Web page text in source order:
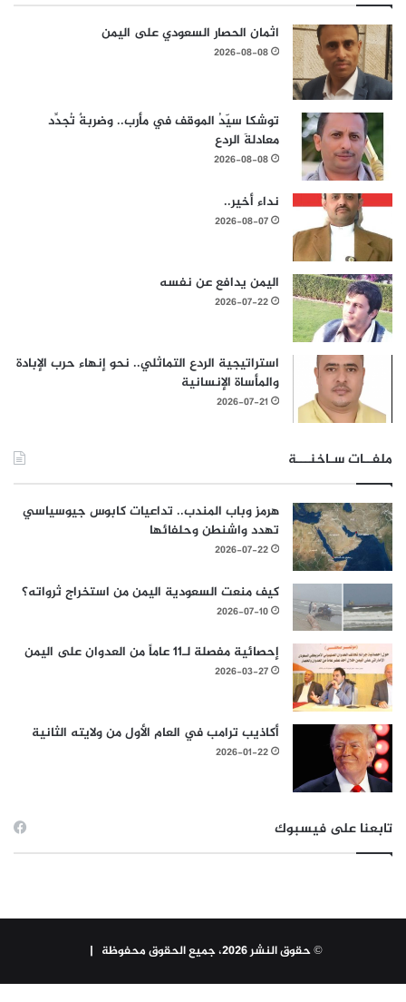
اثمان الحصار السعودي على اليمن
2026-08-08
توشكا سيّدُ الموقف في مأرب.. وضربةٌ تُجدِّد
معادلةَ الردع
2026-08-08
نداء أخير..
2026-08-07
اليمن يدافع عن نفسه
2026-07-22
استراتيجية الردع التماثلي.. نحو إنهاء حرب الإبادة
والمأساة الإنسانية
2026-07-21
ملفــات سـاخنـــة
هرمز وباب المندب.. تداعيات كابوس جيوسياسي
تهدد واشنطن وحلفائها
2026-07-22
كيف منعت السعودية اليمن من استخراج ثرواته؟
2026-07-10
إحصائية مفصلة لـ11 عاماً من العدوان على اليمن
2026-03-27
أكاذيب ترامب في العام الأول من ولايته الثانية
2026-01-22
تابعنا على فيسبوك
© حقوق النشر 2026، جميع الحقوق محفوظة |